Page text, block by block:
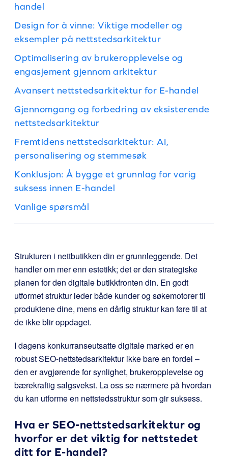
handel
Design for å vinne: Viktige modeller og
eksempler på nettstedsarkitektur
Optimalisering av brukeropplevelse og
engasjement gjennom arkitektur
Avansert nettstedsarkitektur for E-handel
Gjennomgang og forbedring av eksisterende
nettstedsarkitektur
Fremtidens nettstedsarkitektur: AI,
personalisering og stemmesøk
Konklusjon: Å bygge et grunnlag for varig
suksess innen E-handel
Vanlige spørsmål
Strukturen i nettbutikken din er grunnleggende. Det
handler om mer enn estetikk; det er den strategiske
planen for den digitale butikkfronten din. En godt
utformet struktur leder både kunder og søkemotorer til
produktene dine, mens en dårlig struktur kan føre til at
de ikke blir oppdaget.
I dagens konkurranseutsatte digitale marked er en
robust SEO-nettstedsarkitektur ikke bare en fordel –
den er avgjørende for synlighet, brukeropplevelse og
bærekraftig salgsvekst. La oss se nærmere på hvordan
du kan utforme en nettstedsstruktur som gir suksess.
Hva er SEO-nettstedsarkitektur og
hvorfor er det viktig for nettstedet
ditt for E-handel?